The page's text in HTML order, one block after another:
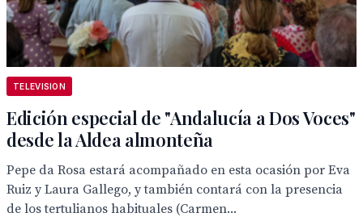
TELEVISION
Edición especial de "Andalucía a Dos Voces"
desde la Aldea almonteña
Pepe da Rosa estará acompañado en esta ocasión por Eva
Ruiz y Laura Gallego, y también contará con la presencia
de los tertulianos habituales (Carmen...